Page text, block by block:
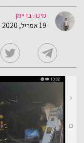
מיכה בריימן
19 אפריל, 2020 09:21